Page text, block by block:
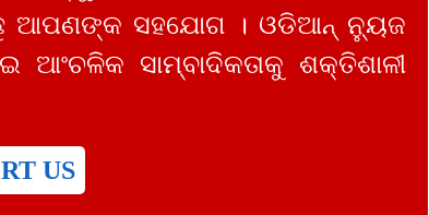
ଆପଣଙ୍କ ସହଯୋଗ । ଓଡିଆନ୍ ନ୍ୟୁଜ
ସାମ୍ବାଦିକତାକୁ ଶକ୍ତିଶାଳୀ
US